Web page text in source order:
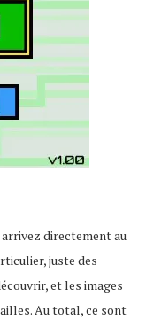
arrivez directement au
juste des
et les images
Au total, ce sont